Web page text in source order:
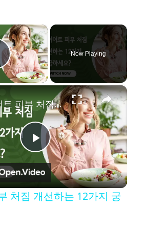
×
Video
Now Playing
×
P
l
다이어트 피부 처짐 개선하는 12가지 궁금하세요?
처짐 개선하는 12가지 궁